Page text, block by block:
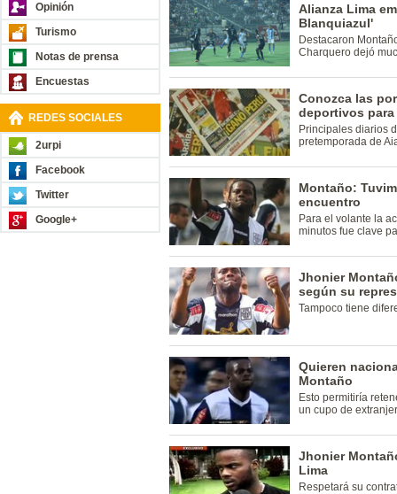
Opinión
Turismo
Notas de prensa
Encuestas
REDES SOCIALES
2urpi
Facebook
Twitter
Google+
Alianza Lima
Blanquiazul'
Destacaron
Charquero dejó
Conozca las
deportivos
Principales diarios
pretemporada de
Montaño:
encuentro
Para el volante la
minutos fue clave
Jhonier
según su
Tampoco tiene
Quieren
Montaño
Esto permitiría
un cupo de
Jhonier
Lima
Respetará su